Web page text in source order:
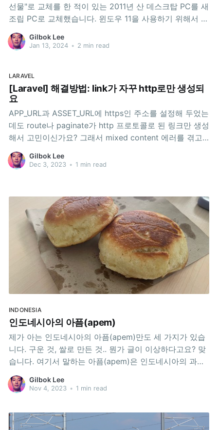
선물"로 교체를 한 적이 있는 2011년 산 데스크탑 PC를 새
조립 PC로 교체했습니다. 윈도우 11을 사용하기 위해서 였
습니다. 그것을 기록합니다. 인도네시아 족자는 아직 정전
(mati listrik)이 심심치 않게 있는 관계로 데스크탑을 자주
Gilbok Lee
Jan 13, 2024 • 2 min read
LARAVEL
[Laravel] 해결방법: link가 자꾸 http로만 생성되
요
APP_URL과 ASSET_URL에 https인 주소를 설정해 두었는
데도 route나 paginate가 http 프로토콜로 된 링크만 생성
해서 고민이신가요? 그래서 mixed content 에러를 겪고
계신가요? 이 문제는
app/Http/Middleware/TrustProxies.php 파일의 내용을
주의) 혹시 아주아주 오래된 Laravel
Gilbok Lee
Dec 3, 2023 • 1 min read
INDONESIA
인도네시아의 아픔(apem)
제가 아는 인도네시아의 아픔(apem)만도 세 가지가 있습
니다. 구운 것, 쌀로 만든 것.. 뭔가 글이 이상하다고요? 맞
습니다. 여기서 말하는 아픔(apem)은 인도네시아의 과자
(떡) 종류입니다. 제가 가장 좋아하는 아픔은 Apem beras
입니다. 호떡과 술떡(증편)을 섞어 놓은 것 같은 맛이 납니
Gilbok Lee
Nov 4, 2023 • 1 min read